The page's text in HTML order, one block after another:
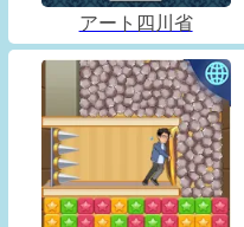
アート四川省